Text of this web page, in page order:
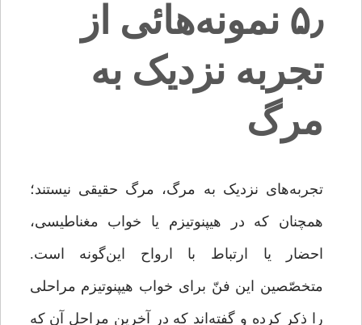
۵٫ نمونه‌هائی از
تجربه نزدیک به
مرگ
تجربه‌های نزدیک به مرگ، مرگ حقیقی نیستند؛
همچنان که در هیپنوتیزم یا خواب مغناطیسی،
احضار یا ارتباط با ارواح این‌‌گونه است.
متخصّصین این فنّ برای خواب هیپنوتیزم مراحلی
را ذکر کرده و گفته‌اند که در آخرین مراحل آن که